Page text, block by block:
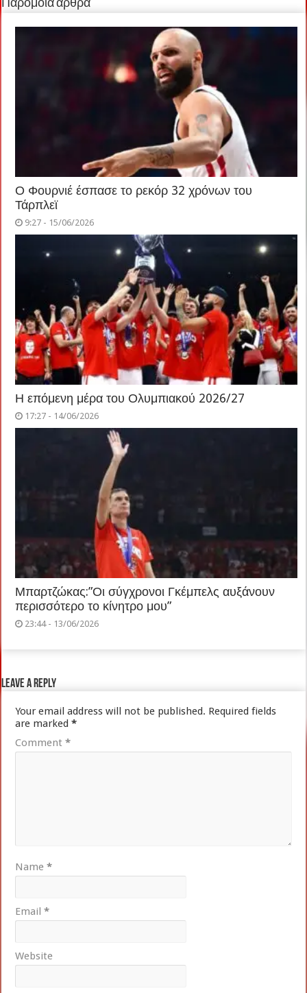
Παρόμοια άρθρα
Ο Φουρνιέ έσπασε το ρεκόρ 32 χρόνων του
Τάρπλεϊ
9:27 - 15/06/2026
Η επόμενη μέρα του Ολυμπιακού 2026/27
17:27 - 14/06/2026
Μπαρτζώκας:”Οι σύγχρονοι Γκέμπελς αυξάνουν
περισσότερο το κίνητρο μου”
23:44 - 13/06/2026
Leave a Reply
Your email address will not be published. Required fields
are marked*
Comment*
Name*
Email*
Website